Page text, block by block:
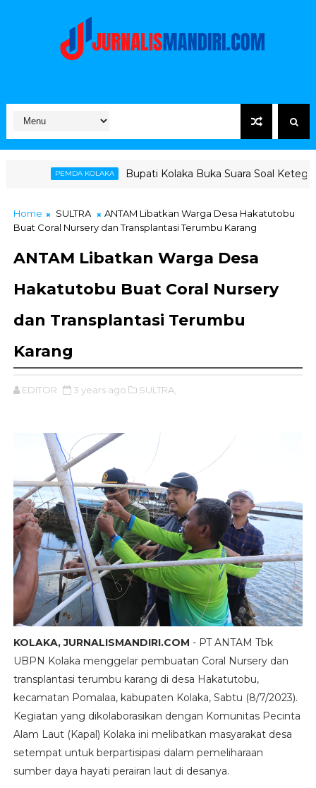
Bupati Kolaka Buka Suara Soal Ketegangan Jalur
Home SULTRA
ANTAM Libatkan Warga Desa Hakatutobu
Buat Coral Nursery dan Transplantasi Terumbu Karang
ANTAM Libatkan Warga Desa
Hakatutobu Buat Coral Nursery
dan Transplantasi Terumbu
Karang
EDITOR 3 years ago SULTRA,
KOLAKA, JURNALISMANDIRI.COM - PT ANTAM Tbk
UBPN Kolaka menggelar pembuatan Coral Nursery dan
transplantasi terumbu karang di desa Hakatutobu,
kecamatan Pomalaa, kabupaten Kolaka, Sabtu (8/7/2023).
Kegiatan yang dikolaborasikan dengan Komunitas Pecinta
Alam Laut (Kapal) Kolaka ini melibatkan masyarakat desa
setempat untuk berpartisipasi dalam pemeliharaan
sumber daya hayati perairan laut di desanya.